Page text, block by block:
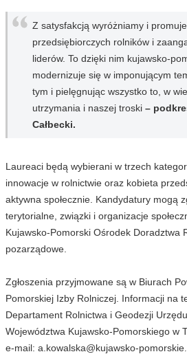
Z satysfakcją wyróżniamy i
przedsiębiorczych rolników i
liderów. To dzięki nim kujawsko-
modernizuje się w imponującym
tym i pielęgnując wszystko to, w
utrzymania i naszej troski –
Całbecki.
Laureaci będą wybierani w trzech
innowacje w rolnictwie oraz kobieta
aktywna społecznie. Kandydatury mogą
terytorialne, związki i organizacje
Kujawsko-Pomorski Ośrodek Doradztwa
pozarządowe.
Zgłoszenia przyjmowane są w Biurach
Pomorskiej Izby Rolniczej. Informacji na
Departament Rolnictwa i Geodezji
Województwa Kujawsko-Pomorskiego w
e-mail: a.kowalska@kujawsko-